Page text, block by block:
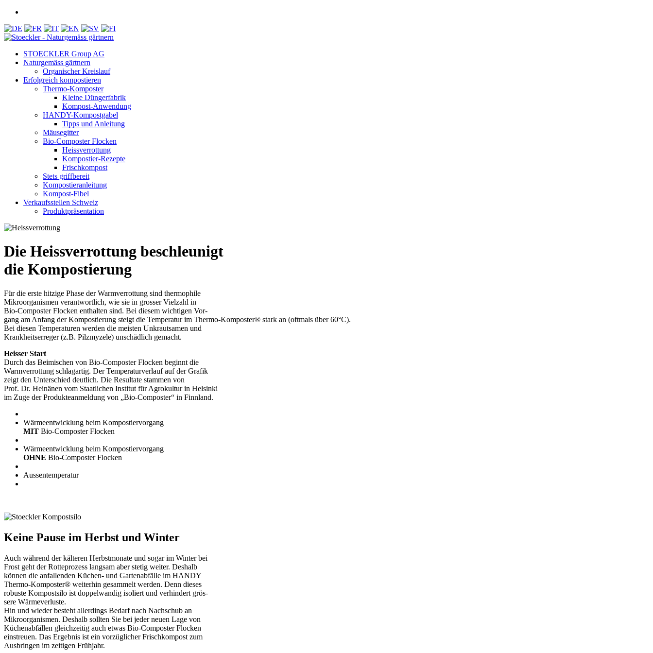
STOECKLER Group AG
Naturgemäss gärtnern
Organischer Kreislauf
Erfolgreich kompostieren
Thermo-Komposter
Kleine Düngerfabrik
Kompost-Anwendung
HANDY-Kompostgabel
Tipps und Anleitung
Mäusegitter
Bio-Composter Flocken
Heissverrottung
Kompostier-Rezepte
Frischkompost
Stets griffbereit
Kompostieranleitung
Kompost-Fibel
Verkaufsstellen Schweiz
Produktpräsentation
Die Heissverrottung beschleunigt
die Kompostierung
Für die erste hitzige Phase der Warmverrottung sind thermophile
Mikroorganismen verantwortlich, wie sie in grosser Vielzahl in
Bio-Composter Flocken enthalten sind. Bei diesem wichtigen Vor-
gang am Anfang der Kompostierung steigt die Temperatur im Thermo-Komposter® stark an (oftmals über 60°C).
Bei diesen Temperaturen werden die meisten Unkrautsamen und
Krankheitserreger (z.B. Pilzmyzele) unschädlich gemacht.
Heisser Start
Durch das Beimischen von Bio-Composter Flocken beginnt die
Warmverrottung schlagartig. Der Temperaturverlauf auf der Grafik
zeigt den Unterschied deutlich. Die Resultate stammen von
Prof. Dr. Heinänen vom Staatlichen Institut für Agrokultur in Helsinki
im Zuge der Produkteanmeldung von „Bio-Composter“ in Finnland.
Wärmeentwicklung beim Kompostiervorgang
MIT Bio-Composter Flocken
Wärmeentwicklung beim Kompostiervorgang
OHNE Bio-Composter Flocken
Aussentemperatur
Keine Pause im Herbst und Winter
Auch während der kälteren Herbstmonate und sogar im Winter bei
Frost geht der Rotteprozess langsam aber stetig weiter. Deshalb
können die anfallenden Küchen- und Gartenabfälle im HANDY
Thermo-Komposter® weiterhin gesammelt werden. Denn dieses
robuste Kompostsilo ist doppelwandig isoliert und verhindert grös-
sere Wärmeverluste.
Hin und wieder besteht allerdings Bedarf nach Nachschub an
Mikroorganismen. Deshalb sollten Sie bei jeder neuen Lage von
Küchenabfällen gleichzeitig auch etwas Bio-Composter Flocken
einstreuen. Das Ergebnis ist ein vorzüglicher Frischkompost zum
Ausbringen im zeitigen Frühjahr.